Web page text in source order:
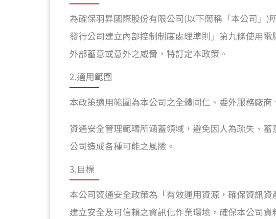
為確保羽昇國際股份有限公司(以下簡稱「本公司」
發行公司建立內部控制制度處理準則」第九條使用
外部蓄意或意外之威脅，特訂定本政策。
2.適用範圍
本政策適用範圍為本公司之全體同仁、委外服務廠
資通安全管理範疇所涵蓋領域，避免因人為疏失、
公司造成各種可能之風險。
3.目標
本公司資通安全政策為「有效運用資源，確保資訊
建立安全及可信賴之資訊化作業環境，確保本公司